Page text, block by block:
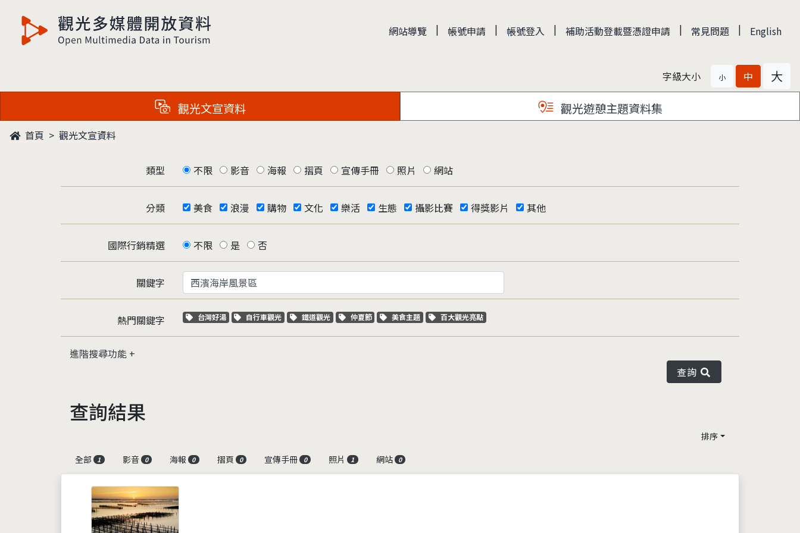
觀光多媒體開放資料 網站導覽 | 帳號申請 | 帳號登入 | 補助活動登載暨憑證申請 | 常見問題 | English
字級大小 小 中 大
觀光文宣資料 觀光遊憩主題資料集
首頁 觀光文宣資料
類型 不限 影音 海報 摺頁 宣傳手冊 照片 網站
分類 美食 浪漫 購物 文化 樂活 生態 攝影比賽 得獎影片 其他
國際行銷精選 不限 是 否
關鍵字
熱門關鍵字 關鍵字標籤
台灣好湯 關鍵字標籤
自行車觀光 關鍵字標籤
鐵道觀光 關鍵字標籤
仲夏節 關鍵字標籤
美食主題 關鍵字標籤
百大觀光亮點
進階搜尋功能
查詢
查詢結果
排序
全部
1 影音 0 海報 0 摺頁 0 宣傳手冊 0 照片 1 網站 0